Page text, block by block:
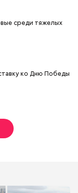
среди тяжелых
ко Дню Победы